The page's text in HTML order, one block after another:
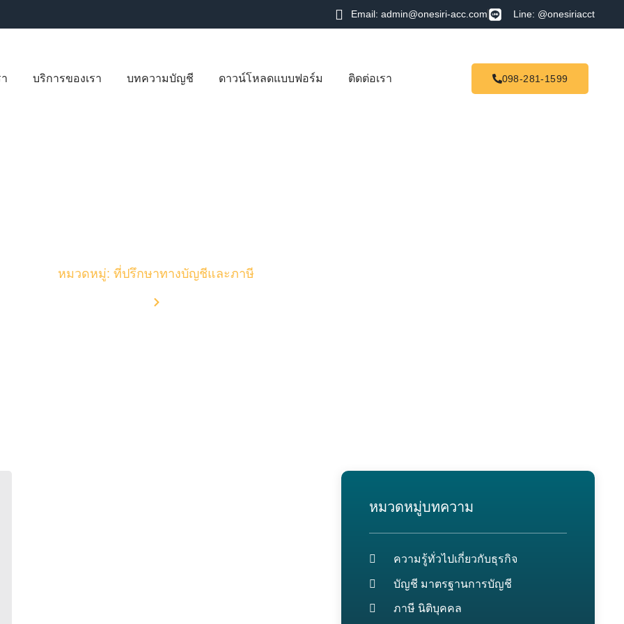
Email: admin@onesiri-acc.com Line: @onesiriacct
บริการของเรา บทความบัญชี ดาวน์โหลดแบบฟอร์ม ติดต่อเรา 098-281-1599
หมวดหมู่: ที่ปรึกษาทางบัญชีและภาษี
หมวดหมู่บทความ
ความรู้ทั่วไปเกี่ยวกับธุรกิจ
บัญชี มาตรฐานการบัญชี
ภาษี นิติบุคคล